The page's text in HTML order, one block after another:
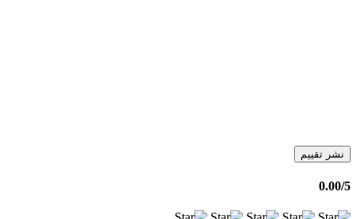
نشر تقييم
0.00/5